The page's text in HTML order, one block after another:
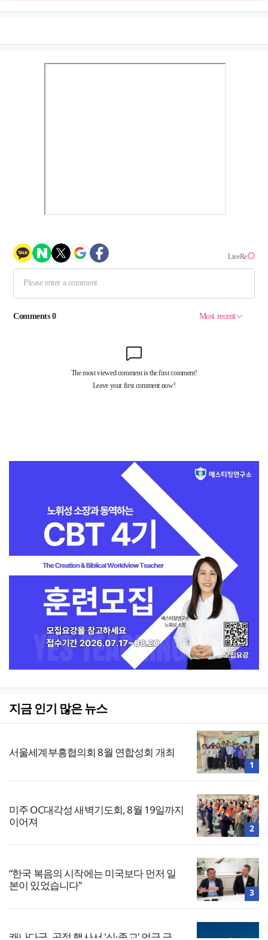
지금 인기 많은 뉴스
서울세계부흥협의회 8월 연합성회 개최
1
미주 OC대각성 새벽기도회, 8월 19일까지
이어져
2
“한국 복음의 시작에는 미국보다 먼저 일
본이 있었습니다”
3
캐나다군, 공적 행사서 '신·종교' 언급 금